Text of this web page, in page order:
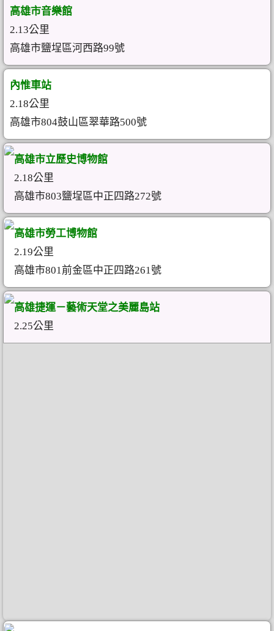
高雄市音樂館
2.13公里
高雄市鹽埕區河西路99號
內惟車站
2.18公里
高雄市804鼓山區翠華路500號
高雄市立歷史博物館
2.18公里
高雄市803鹽埕區中正四路272號
高雄市勞工博物館
2.19公里
高雄市801前金區中正四路261號
高雄捷運－藝術天堂之美麗島站
2.25公里